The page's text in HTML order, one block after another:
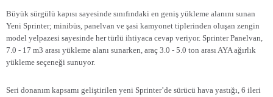
Büyük sürgülü kapısı sayesinde sınıfındaki en geniş yükleme alanını sunan
Yeni Sprinter; minibüs, panelvan ve şasi kamyonet tiplerinden oluşan zengin
model yelpazesi sayesinde her türlü ihtiyaca cevap veriyor. Sprinter Panelvan,
7.0 - 17 m3 arası yükleme alanı sunarken, araç 3.0 - 5.0 ton arası AYA ağırlık
yükleme seçeneği sunuyor.
Seri donanım kapsamı geliştirilen yeni Sprinter’de sürücü hava yastığı, 6 ileri